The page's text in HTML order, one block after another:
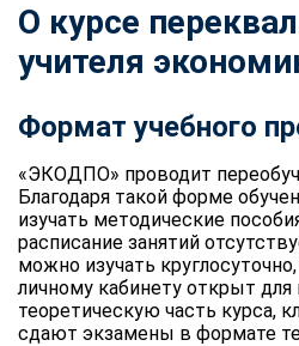
О курсе
учителя
Формат учебного
«ЭКОДПО» проводит
Благодаря такой форме
изучать методические
расписание занятий
можно изучать
личному кабинету открыт
теоретическую часть курса,
сдают экзамены в формате